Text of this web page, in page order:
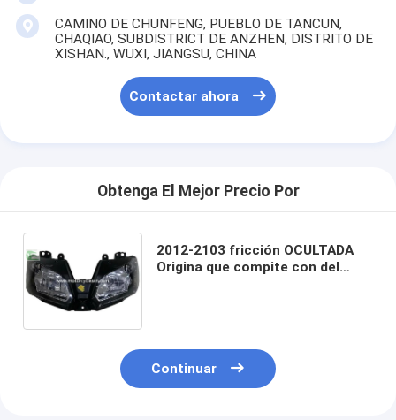
CAMINO DE CHUNFENG, PUEBLO DE TANCUN,
CHAQIAO, SUBDISTRICT DE ANZHEN, DISTRITO DE
XISHAN., WUXI, JIANGSU, CHINA
Contactar ahora
Obtenga El Mejor Precio Por
2012-2103 fricción OCULTADA
Origina que compite con del
Continuar